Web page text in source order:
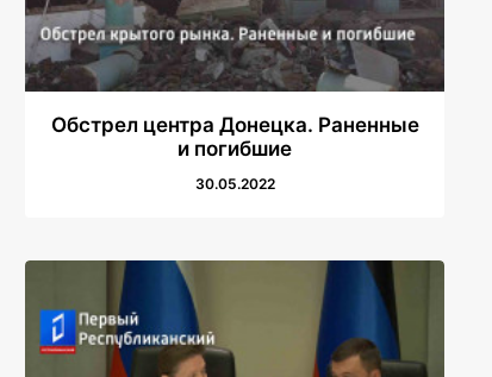
Обстрел центра Донецка. Раненные
и погибшие
30.05.2022